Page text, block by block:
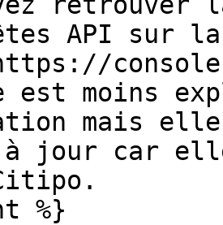
API sur la
est moins
mais
jour car
%}